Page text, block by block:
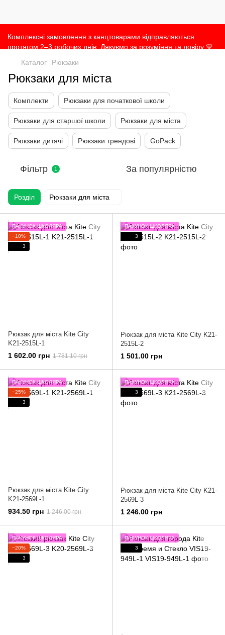
Комплексні замовлення з канцтоварами відправляються
протягом 2–3 робочих днів. Дякуємо за розуміння та довіру 💙
Каталог
Рюкзаки
Рюкзаки для міста
Комплекти Рюкзаки для початкової школи
Рюкзаки для старшої школи Рюкзаки для міста
Рюкзаки дитячі Рюкзаки трендові GoPack
Фільтр 1 За популярністю
Розділ Рюкзаки для міста
ПАКУНОК ШКОЛЯРА
−10%
3
Рюкзак для мiста Kite City
K21-2515L-1
1 602.00 грн 1 781.10 грн
ПАКУНОК ШКОЛЯРА
3
Рюкзак для мiста Kite City K21-
2515L-2
1 501.00 грн
ПАКУНОК ШКОЛЯРА
−25%
3
Рюкзак для мiста Kite City
K21-2569L-1
934.50 грн 1 246.00 грн
ПАКУНОК ШКОЛЯРА
3
Рюкзак для мiста Kite City K21-
2569L-3
1 246.00 грн
ПАКУНОК ШКОЛЯРА
−20%
3
ПАКУНОК ШКОЛЯРА
3